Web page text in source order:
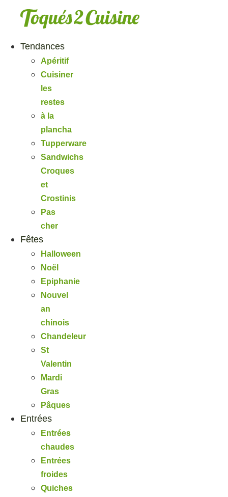
Tendances
Apéritif
Cuisiner
les
restes
à la
plancha
Tupperware
Sandwichs
Croques
et
Crostinis
Pas
cher
Fêtes
Halloween
Noël
Epiphanie
Nouvel
an
chinois
Chandeleur
St
Valentin
Mardi
Gras
Pâques
Entrées
Entrées
chaudes
Entrées
froides
Quiches